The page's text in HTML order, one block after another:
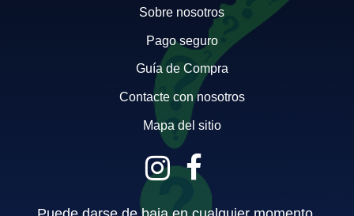
Sobre nosotros
Pago seguro
Guía de Compra
Contacte con nosotros
Mapa del sitio